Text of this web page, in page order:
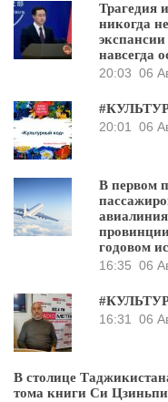
Трагедия
никогда
навсегда
20:03 06
20:01
06
В первом
годовом
16:35 06
16:31
06
В столице
тома книги Си